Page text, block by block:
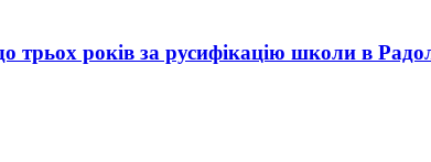
трьох років за русифікацію школи в